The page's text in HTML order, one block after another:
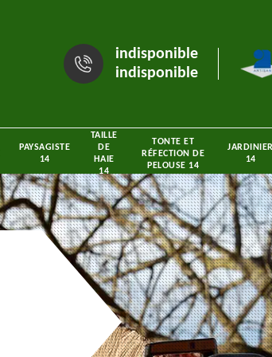
indisponible
indisponible
PAYSAGISTE
14
TAILLE
DE
HAIE
14
TONTE ET
RÉFECTION DE
PELOUSE 14
JARDINIER
14